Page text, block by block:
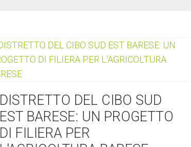
DISTRETTO DEL CIBO SUD
EST BARESE: UN PROGETTO
DI FILIERA PER